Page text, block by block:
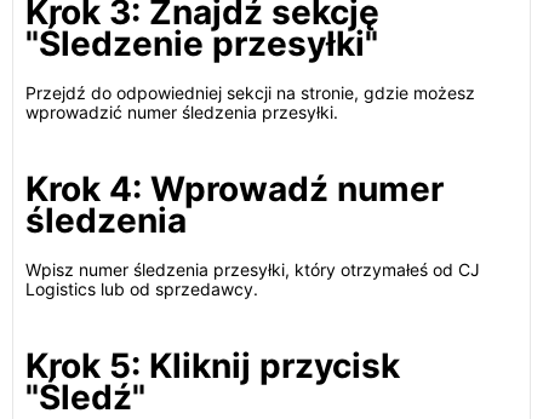
Krok 3: Znajdź sekcję
"Śledzenie przesyłki"
Przejdź do odpowiedniej sekcji na stronie, gdzie możesz
wprowadzić numer śledzenia przesyłki.
Krok 4: Wprowadź numer
śledzenia
Wpisz numer śledzenia przesyłki, który otrzymałeś od CJ
Logistics lub od sprzedawcy.
Krok 5: Kliknij przycisk
"Śledź"